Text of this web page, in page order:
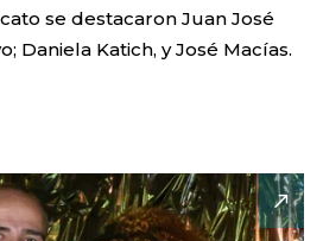
se destacaron Juan José
Daniela Katich, y José Macías.